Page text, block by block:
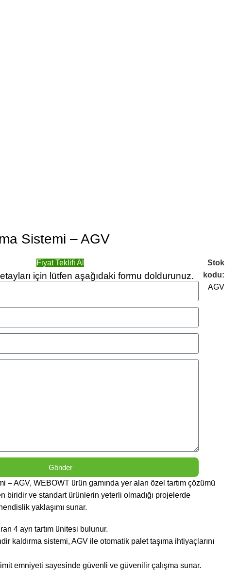
Sistemi – AGV
Fiyat Teklifi Al
için lütfen aşağıdaki formu doldurunuz.
Gönder
Stok
kodu:
AGV
– AGV, WEBOWT ürün gamında yer alan özel tartım çözümü
biridir ve standart ürünlerin yeterli olmadığı projelerde
yaklaşımı sunar.
4 ayrı tartım ünitesi bulunur.
kaldırma sistemi, AGV ile otomatik palet taşıma ihtiyaçlarını
emniyeti sayesinde güvenli ve güvenilir çalışma sunar.